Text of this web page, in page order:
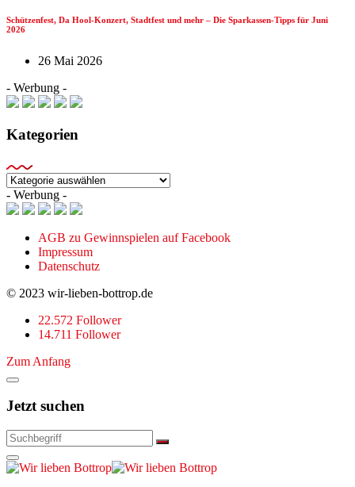
Schützenfest, Da Hool-Konzert, Stadtfest und mehr – Die Sparkassen-Tipps für Juni
2026
26 Mai 2026
- Werbung -
Kategorien
Kategorien
- Werbung -
AGB zu Gewinnspielen auf Facebook
Impressum
Datenschutz
© 2023 wir-lieben-bottrop.de
22.572 Follower
14.711 Follower
Zum Anfang
Jetzt suchen